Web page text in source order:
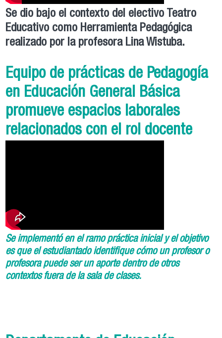
Se dio bajo el contexto del electivo Teatro
Educativo como Herramienta Pedagógica
realizado por la profesora Lina Wistuba.
Equipo de prácticas de Pedagogía
en Educación General Básica
promueve espacios laborales
relacionados con el rol docente
Se implementó en el ramo práctica inicial y el objetivo
es que el estudiantado identifique cómo un profesor o
profesora puede ser un aporte dentro de otros
contextos fuera de la sala de clases.